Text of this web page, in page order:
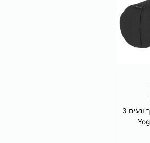
בולסטר יוגה איכותי רך ונעים 3